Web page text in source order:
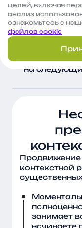
Ежемесячно
на
контекстной
занимает
начинаете
целей, включая
анализ
ознакомьтесь с
файлов cookie